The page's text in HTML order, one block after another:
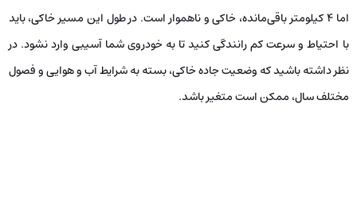
اما ۴ کیلومتر باقی‌مانده، خاکی و ناهموار است. در طول این مسیر خاکی، باید
با احتیاط و سرعت کم رانندگی کنید تا به خودروی شما آسیبی وارد نشود. در
نظر داشته باشید که وضعیت جاده خاکی، بسته به شرایط آب و هوایی و فصول
مختلف سال، ممکن است متغیر باشد.